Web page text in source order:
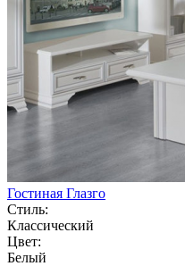
Гостиная Глазго
Стиль:
Классический
Цвет:
Белый